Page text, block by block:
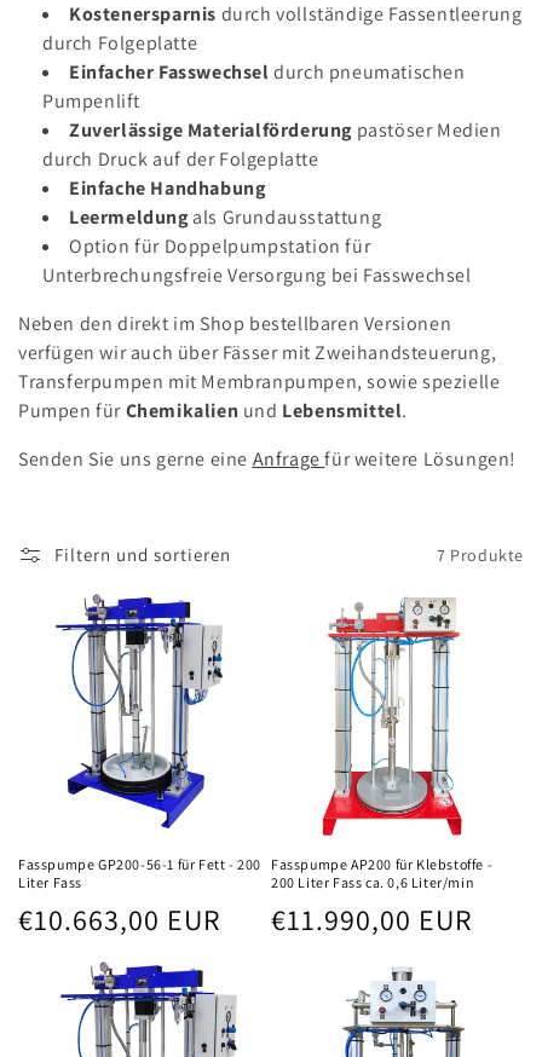
Kostenersparnis durch vollständige Fassentleerung
durch Folgeplatte
Einfacher Fasswechseldurch pneumatischen
Pumpenlift
Zuverlässige Materialförderung pastöser Medien
durch Druck auf der Folgeplatte
Einfache Handhabung
Leermeldungals Grundausstattung
Option für Doppelpumpstation für
Unterbrechungsfreie Versorgung bei Fasswechsel
Neben den direkt im Shop bestellbaren Versionen
verfügen wir auch über Fässer mit Zweihandsteuerung,
Transferpumpen mit Membranpumpen, sowie spezielle
Pumpen fürChemikalien und Lebensmittel.
Senden Sie uns gerne eine Anfragefür weitere Lösungen!
Filtern und sortieren 7 Produkte
Fasspumpe GP200-56-1 für Fett - 200
Liter Fass
Normaler
€10.663,00 EUR
Fasspumpe AP200 für Klebstoffe -
200 Liter Fass ca. 0,6 Liter/min
Normaler
€11.990,00 EUR